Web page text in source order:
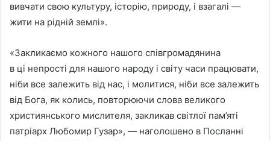
вивчати свою культуру, історію, природу, і взагалі —
жити на рідній землі».
«Закликаємо кожного нашого співгромадянина
в ці непрості для нашого народу і світу часи працювати,
ніби все залежить від нас, і молитися, ніби все залежить
від Бога, як колись, повторюючи слова великого
християнського мислителя, закликав світлої пам’яті
патріарх Любомир Гузар», — наголошено в Посланні